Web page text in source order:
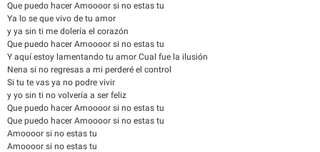
Que puedo hacer Amoooor si no estas tu
Ya lo se que vivo de tu amor
y ya sin ti me dolería el corazón
Que puedo hacer Amoooor si no estas tu
Y aquí estoy lamentando tu amor Cual fue la ilusión
Nena si no regresas a mi perderé el control
Si tu te vas ya no podre vivir
y yo sin ti no volvería a ser feliz
Que puedo hacer Amoooor si no estas tu
Que puedo hacer Amoooor si no estas tu
Amoooor si no estas tu
Amoooor si no estas tu